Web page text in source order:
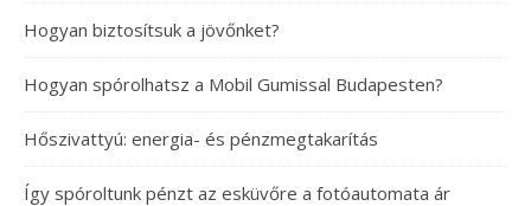
Hogyan biztosítsuk a jövőnket?
Hogyan spórolhatsz a Mobil Gumissal Budapesten?
Hőszivattyú: energia- és pénzmegtakarítás
Így spóroltunk pénzt az esküvőre a fotóautomata ár